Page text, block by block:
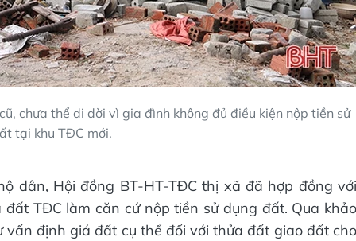
chưa thể di dời vì gia đình không đủ điều kiện nộp tiền sử
tại khu TĐC mới.
dân, Hội đồng BT-HT-TĐC thị xã đã hợp đồng với
TĐC làm căn cứ nộp tiền sử dụng đất. Qua khảo
định giá đất cụ thể đối với thửa đất giao đất cho